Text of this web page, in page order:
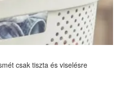
csak tiszta és viselésre